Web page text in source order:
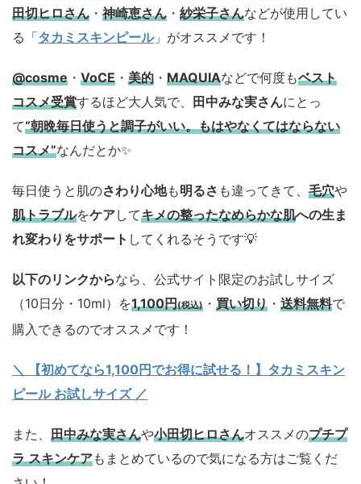
田切ヒロさん ・ 神崎恵さん ・ 紗栄子さんなどが使用してい
る「タカミスキンピール」がオススメです！
@cosme ・ VoCE ・ 美的 ・ MAQUIAなどで何度もベスト
コスメ受賞するほど大人気で、 田中みな実さんにとっ
て“朝晩毎日使うと調子がいい。もはやなくてはならない
コスメ”なんだとか✨
毎日使うと肌のさわり心地も明るさ も違ってきて、 毛穴や
肌トラブルをケアしてキメの整ったなめらかな肌への生ま
れ変わりをサポート してくれるそうです💡
以下のリンクからなら、公式サイト限定のお試しサイズ
（10日分・10ml）を1,100円(税込) ・ 買い切り ・ 送料無料で
購入できるのでオススメです！
＼ 【初めてなら1,100円でお得に試せる！】タカミスキン
ピール お試しサイズ／
また、 田中みな実さんや小田切ヒロさんオススメのプチプ
ラ スキンケアもまとめているので気になる方はご覧くだ